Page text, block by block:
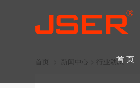
首 页
首页 > 新闻中心 > 行业动态